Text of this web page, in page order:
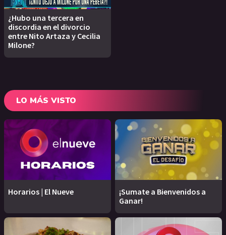
¿Hubo una tercera en
discordia en el divorcio
entre Nito Artaza y Cecilia
Milone?
LO MÁS VISTO
Horarios | El Nueve
¡Sumate a Bienvenidos a
Ganar!